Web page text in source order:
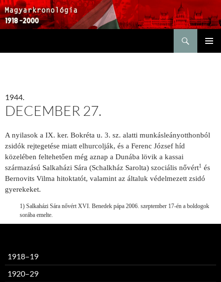
1944.
DECEMBER 27.
A nyilasok a IX. ker. Bokréta u. 3. sz. alatti munkásleányotthonból
zsidók rejtegetése miatt elhurcolják, és a Ferenc József híd
közelében feltehetően még aznap a Dunába lövik a kassai
származású Salkaházi Sára (Schalkház Sarolta) szociális nővért1 és
Bernovits Vilma hitoktatót, valamint az általuk védelmezett zsidó
gyerekeket.
1) Salkaházi Sára nővért XVI. Benedek pápa 2006. szeptember 17-én a boldogok
sorába emelte.
1918–19
1920–29